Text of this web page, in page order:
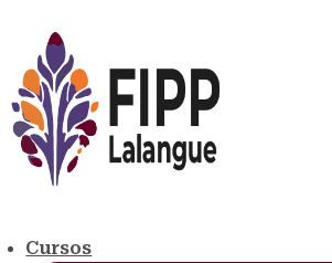
Cursos